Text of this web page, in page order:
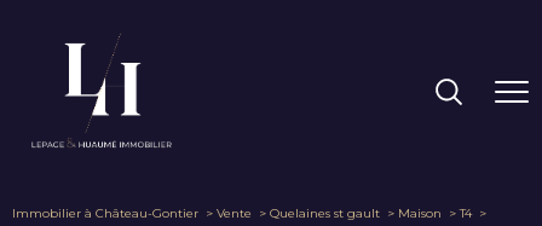
Immobilier à Château-Gontier Vente Quelaines st gault Maison
T4